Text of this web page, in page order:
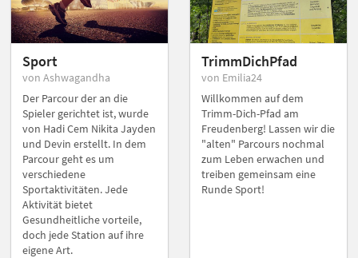
Sport
von Ashwagandha
Der Parcour der an die
Spieler gerichtet ist, wurde
von Hadi Cem Nikita Jayden
und Devin erstellt. In dem
Parcour geht es um
verschiedene
Sportaktivitäten. Jede
Aktivität bietet
Gesundheitliche vorteile,
doch jede Station auf ihre
eigene Art.
TrimmDichPfad
von Emilia24
Willkommen auf dem
Trimm-Dich-Pfad am
Freudenberg! Lassen wir die
"alten" Parcours nochmal
zum Leben erwachen und
treiben gemeinsam eine
Runde Sport!